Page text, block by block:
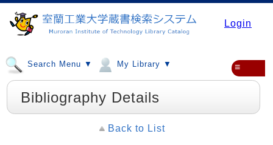
Login
Search Menu ▼ My Library ▼ ≡
Bibliography Details
Back to List